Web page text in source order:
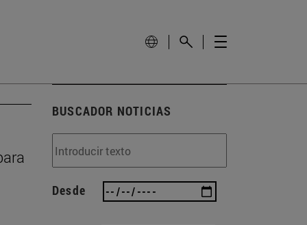
BUSCADOR NOTICIAS
Desde